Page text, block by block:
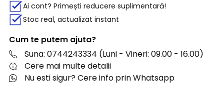
Ai cont? Primești reducere suplimentară!
Stoc real, actualizat instant
Cum te putem ajuta?
Suna: 0744243334 (Luni - Vineri: 09.00 - 16.00)
Cere mai multe detalii
Nu esti sigur? Cere info prin Whatsapp